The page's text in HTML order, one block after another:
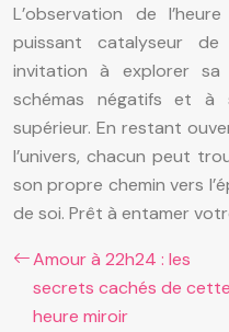
L’observation de
puissant catalyseur de
invitation à explorer
schémas négatifs et à
supérieur. En restant
l’univers, chacun peut
son propre chemin vers
de soi. Prêt à entamer
Amour à 22h24 : les
secrets cachés de cette
heure miroir